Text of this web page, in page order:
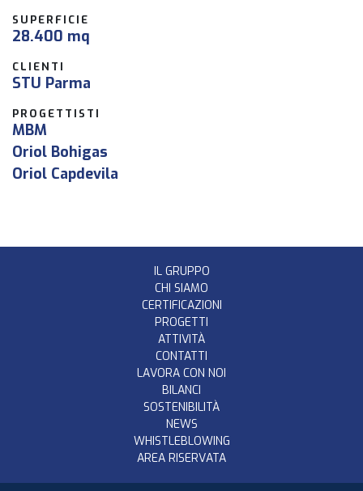
SUPERFICIE
28.400 mq
CLIENTI
STU Parma
PROGETTISTI
MBM
Oriol Bohigas
Oriol Capdevila
IL GRUPPO
CHI SIAMO
CERTIFICAZIONI
PROGETTI
ATTIVITÀ
CONTATTI
LAVORA CON NOI
BILANCI
SOSTENIBILITÀ
NEWS
WHISTLEBLOWING
AREA RISERVATA